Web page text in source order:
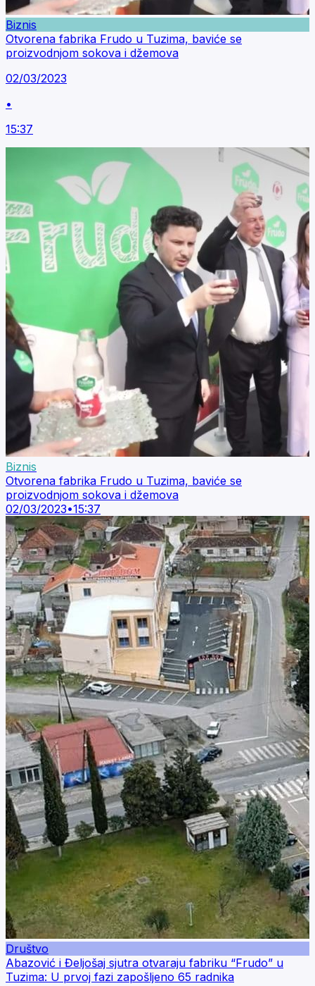
Biznis
Otvorena fabrika Frudo u Tuzima, baviće se
proizvodnjom sokova i džemova
02/03/2023
•
15:37
Biznis
Otvorena fabrika Frudo u Tuzima, baviće se
proizvodnjom sokova i džemova
02/03/2023•15:37
Društvo
Abazović i Đeljošaj sjutra otvaraju fabriku “Frudo” u
Tuzima: U prvoj fazi zapošljeno 65 radnika